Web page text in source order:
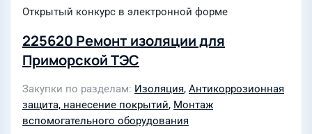
Открытый конкурс в электронной форме
225620 Ремонт изоляции для
Приморской ТЭС
Закупки по разделам Изоляция, Антикоррозионная
защита, нанесение покрытий, Монтаж
вспомогательного оборудования